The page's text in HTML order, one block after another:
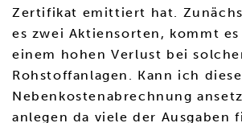
Zertifikat emittiert hat.
es zwei Aktiensorten, kommt
einem hohen Verlust bei
Rohstoffanlagen. Kann ich
Nebenkostenabrechnung
anlegen da viele der Ausgaben